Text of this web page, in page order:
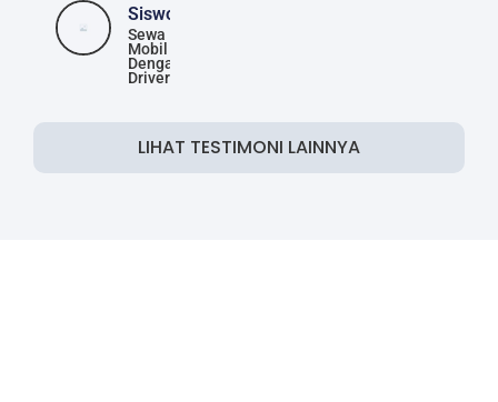
Siswoyo
Sewa
Mobil
Dengan
Driver
LIHAT TESTIMONI LAINNYA